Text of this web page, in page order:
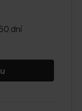
dní